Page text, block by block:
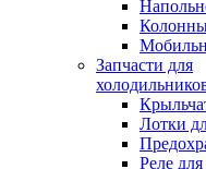
Запчасти для
Лотки
Реле